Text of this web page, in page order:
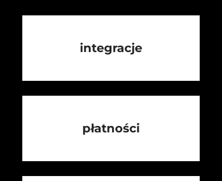
integracje
płatności